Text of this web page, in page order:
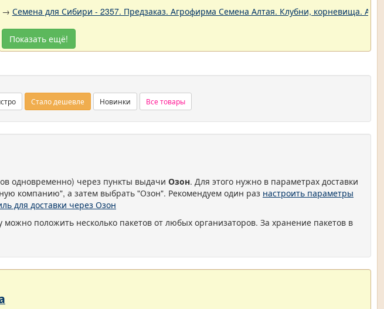
→ Семена для Сибири - 2357. Предзаказ. Агрофирма Семена Алтая. Клубни, корневища.
Показать ещё!
Стало дешевле Новинки Все товары
одновременно) через пункты выдачи Озон. Для этого нужно в параметрах доставки
компанию", а затем выбрать "Озон". Рекомендуем один раз настроить параметры
для доставки через Озон
положить несколько пакетов от любых организаторов. За хранение пакетов в